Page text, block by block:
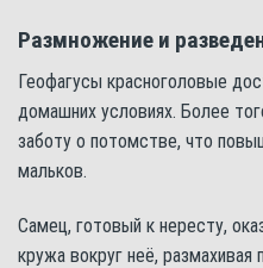
Размножение и
Геофагусы красноголовые
домашних условиях. Более
заботу о потомстве, что
мальков.
Самец, готовый к нересту,
кружа вокруг неё, размахивая